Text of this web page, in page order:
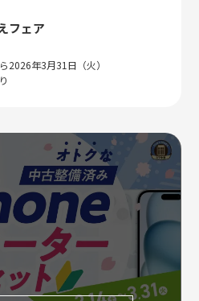
フェア
2026年3月31日（火）